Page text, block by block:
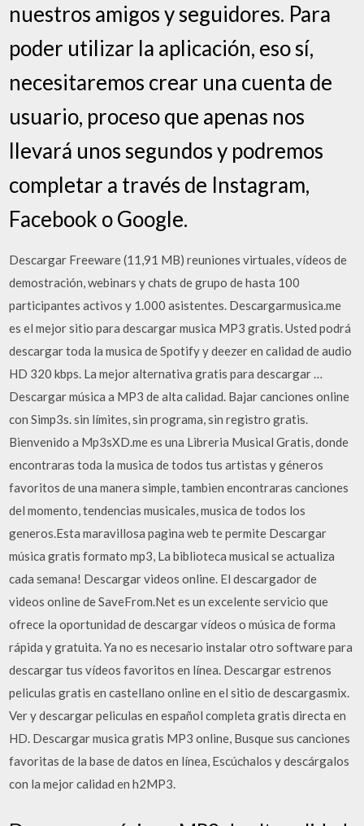
nuestros amigos y seguidores. Para
poder utilizar la aplicación, eso sí,
necesitaremos crear una cuenta de
usuario, proceso que apenas nos
llevará unos segundos y podremos
completar a través de Instagram,
Facebook o Google.
Descargar Freeware (11,91 MB) reuniones virtuales, vídeos de
demostración, webinars y chats de grupo de hasta 100
participantes activos y 1.000 asistentes. Descargarmusica.me
es el mejor sitio para descargar musica MP3 gratis. Usted podrá
descargar toda la musica de Spotify y deezer en calidad de audio
HD 320 kbps. La mejor alternativa gratis para descargar …
Descargar música a MP3 de alta calidad. Bajar canciones online
con Simp3s. sin límites, sin programa, sin registro gratis.
Bienvenido a Mp3sXD.me es una Libreria Musical Gratis, donde
encontraras toda la musica de todos tus artistas y géneros
favoritos de una manera simple, tambien encontraras canciones
del momento, tendencias musicales, musica de todos los
generos.Esta maravillosa pagina web te permite Descargar
música gratis formato mp3, La biblioteca musical se actualiza
cada semana! Descargar videos online. El descargador de
videos online de SaveFrom.Net es un excelente servicio que
ofrece la oportunidad de descargar vídeos o música de forma
rápida y gratuita. Ya no es necesario instalar otro software para
descargar tus vídeos favoritos en línea. Descargar estrenos
peliculas gratis en castellano online en el sitio de descargasmix.
Ver y descargar peliculas en español completa gratis directa en
HD. Descargar musica gratis MP3 online, Busque sus canciones
favoritas de la base de datos en línea, Escúchalos y descárgalos
con la mejor calidad en h2MP3.